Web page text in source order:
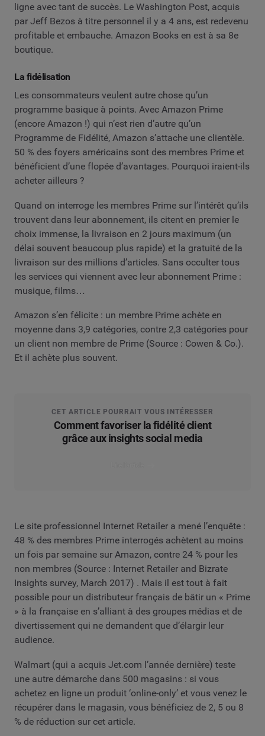
ligne avec tant de succès. Le Washington Post, acquis
par Jeff Bezos à titre personnel il y a 4 ans, est redevenu
profitable et embauche. Amazon Books en est à sa 8e
boutique.
La fidélisation
Les consommateurs veulent autre chose qu’un
programme basique à points. Avec Amazon Prime
(encore Amazon !) qui n’est rien d’autre qu’un
Programme de Fidélité, Amazon s’attache une clientèle.
50 % des foyers américains sont des membres Prime et
bénéficient d’une flopée d’avantages. Pourquoi iraient-ils
acheter ailleurs ?
Quand on interroge les membres Prime sur l’intérêt qu’ils
trouvent dans leur abonnement, ils citent en premier le
choix immense, la livraison en 2 jours maximum (un
délai souvent beaucoup plus rapide) et la gratuité de la
livraison sur des millions d’articles. Sans occulter tous
les services qui viennent avec leur abonnement Prime :
musique, films…
Amazon s’en félicite : un membre Prime achète en
moyenne dans 3,9 catégories, contre 2,3 catégories pour
un client non membre de Prime (Source : Cowen & Co.).
Et il achète plus souvent.
CET ARTICLE POURRAIT VOUS INTÉRESSER
Comment favoriser la fidélité client
grâce aux insights social media
Le site professionnel Internet Retailer a mené l’enquête :
48 % des membres Prime interrogés achètent au moins
un fois par semaine sur Amazon, contre 24 % pour les
non membres (Source : Internet Retailer and Bizrate
Insights survey, March 2017) . Mais il est tout à fait
possible pour un distributeur français de bâtir un « Prime
» à la française en s’alliant à des groupes médias et de
divertissement qui ne demandent que d’élargir leur
audience.
Walmart (qui a acquis Jet.com l’année dernière) teste
une autre démarche dans 500 magasins : si vous
achetez en ligne un produit ‘online-only’ et vous venez le
récupérer dans le magasin, vous bénéficiez de 2, 5 ou 8
% de réduction sur cet article.